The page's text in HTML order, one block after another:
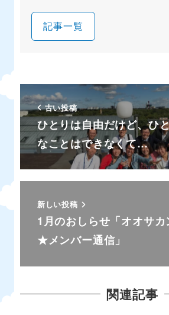
記事一覧
古い投稿
ひとりは自由だけど、ひ
なことはできなくて…
新しい投稿
1月のおしらせ「オオサ
★メンバー通信」
関連記事